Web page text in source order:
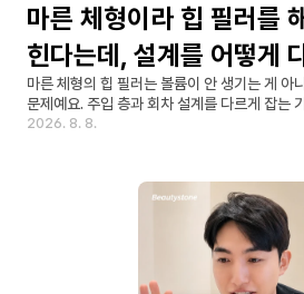
마른 체형이라 힙 필러를
힌다는데, 설계를 어떻게
마른 체형의 힙 필러는 볼륨이 안 생기는 게 아
문제예요. 주입 층과 회차 설계를 다르게 잡는
2026. 8. 8.